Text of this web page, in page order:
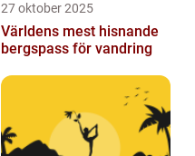
27 oktober 2025
Världens mest hisnande
bergspass för vandring